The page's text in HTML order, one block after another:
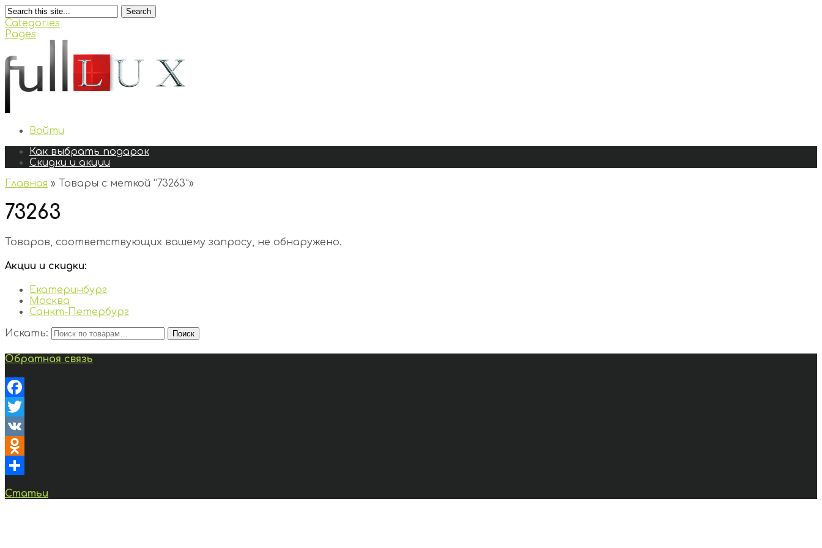
Search
Categories
Pages
Войти
Как выбрать подарок
Скидки и акции
Главная » Товары с меткой “73263”»
73263
Товаров, соответствующих вашему запросу, не обнаружено.
Акции и скидки:
Екатеринбург
Москва
Санкт-Петербург
Искать:
Поиск
Обратная связь
Facebook
Twitter
VK
Odnoklassniki
Статьи